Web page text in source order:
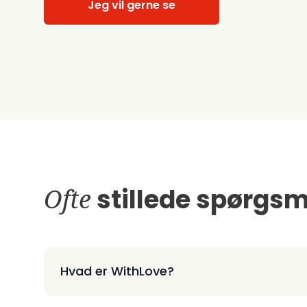
Jeg vil gerne se
Ofte stillede
Hvad er WithLove?